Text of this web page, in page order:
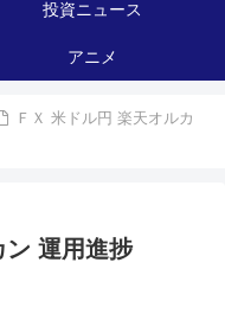
投資ニュース
アニメ
ＦＸ 米ドル円 楽天オルカ
ン 運用進捗